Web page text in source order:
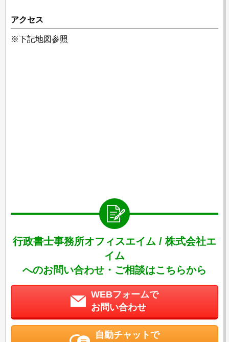
アクセス
※下記地図参照
行政書士事務所オフィスエイム / 株式会社エ
イム
へのお問い合わせ・ご相談はこちらから
WEBフォームで
お問い合わせ
自動チャットで